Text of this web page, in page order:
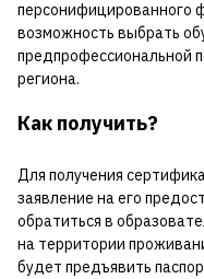
персонифицированного
возможность выбрать
предпрофессиональной
региона.
Как получить?
Для получения
заявление на его
обратиться в
на территории
будет предъявить